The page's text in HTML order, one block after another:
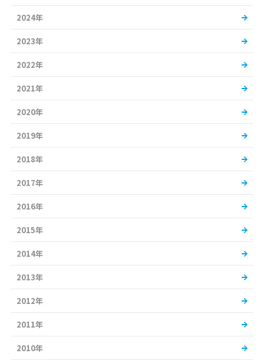
2024年
2023年
2022年
2021年
2020年
2019年
2018年
2017年
2016年
2015年
2014年
2013年
2012年
2011年
2010年